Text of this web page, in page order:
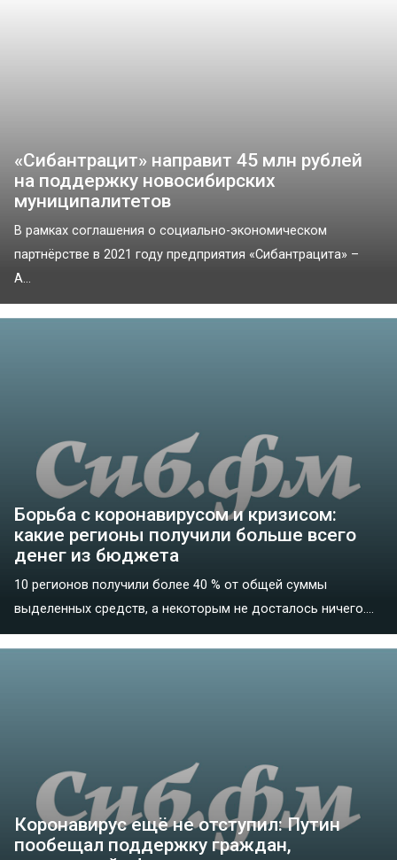
«Сибантрацит» направит 45 млн рублей
на поддержку новосибирских
муниципалитетов
В рамках соглашения о социально-экономическом
партнёрстве в 2021 году предприятия «Сибантрацита» –
А...
Борьба с коронавирусом и кризисом:
какие регионы получили больше всего
денег из бюджета
10 регионов получили более 40 % от общей суммы
выделенных средств, а некоторым не досталось ничего....
Коронавирус ещё не отступил: Путин
пообещал поддержку граждан,